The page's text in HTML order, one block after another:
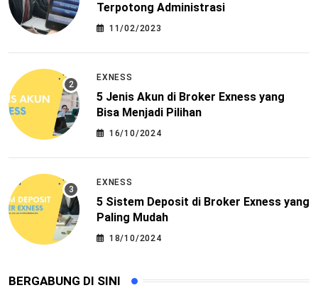
Terpotong Administrasi
11/02/2023
EXNESS
5 Jenis Akun di Broker Exness yang
Bisa Menjadi Pilihan
16/10/2024
EXNESS
5 Sistem Deposit di Broker Exness yang
Paling Mudah
18/10/2024
BERGABUNG DI SINI